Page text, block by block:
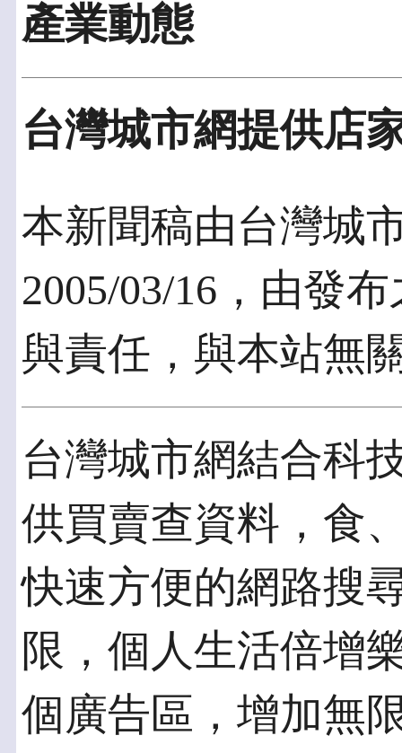
產業動態
台灣城市網提供店
本新聞稿由台灣城
2005/03/16，由發
與責任，與本站無
台灣城市網結合科
供買賣查資料，食
快速方便的網路搜
限，個人生活倍增
個廣告區，增加無